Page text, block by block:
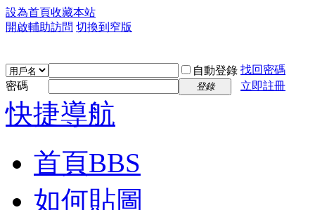
設為首頁收藏本站
開啟輔助訪問 切換到窄版
自動登錄 找回密碼
密碼
登錄 立即註冊
快捷導航
首頁BBS
如何貼圖